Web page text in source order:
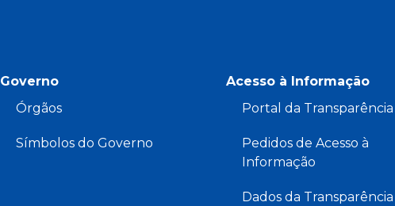
Governo
Órgãos
Símbolos do Governo
Acesso à Informação
Portal da Transparência
Pedidos de Acesso à
Informação
Dados da Transparência